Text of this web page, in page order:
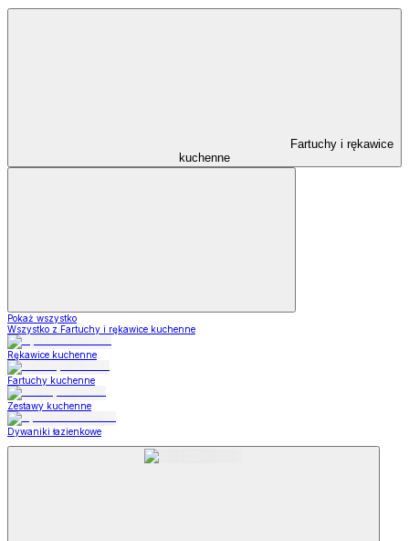
Fartuchy i rękawice
kuchenne
Pokaż wszystko
Wszystko z Fartuchy i rękawice kuchenne
Rękawice kuchenne
Fartuchy kuchenne
Zestawy kuchenne
Dywaniki łazienkowe